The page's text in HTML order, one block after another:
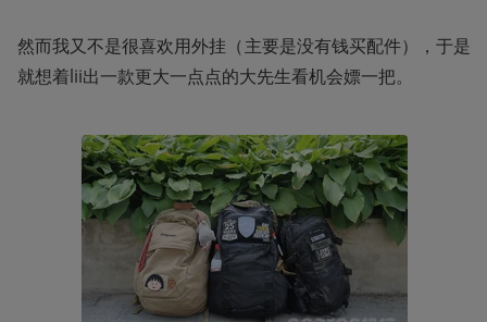
然而我又不是很喜欢用外挂（主要是没有钱买配件），于是
就想着lii出一款更大一点点的大先生看机会嫖一把。